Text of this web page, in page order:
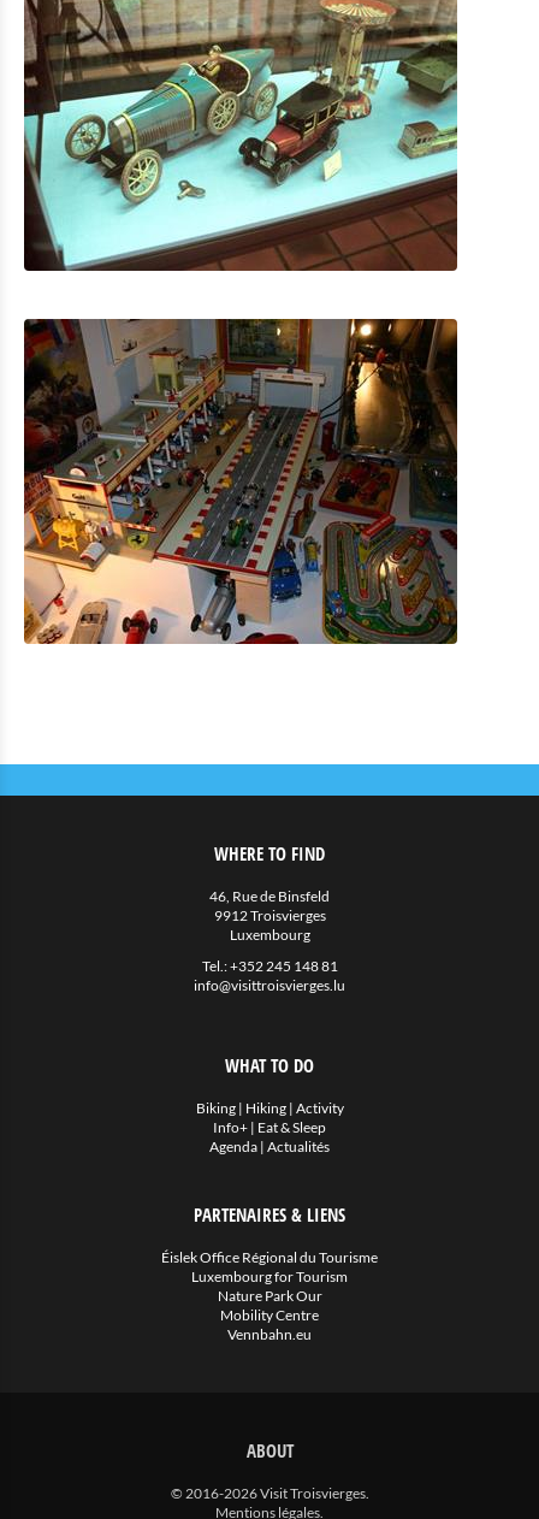
General Patton Memorial Museum Ettelbrück
Musée de la bataille des Ardennes 1944-1945 Wiltz
Musée national avec microbrasserie et tannerie Wiltz
Musée de la littérature de Victor Hugo
Musée d'histoire de la ville Vianden
Musée d'histoire de la brasserie Diekirch
Musée national d'histoire militaire
Musée du moulin à eau
Shopping
Mobilité à Troisvierges
Location de Vélo
Activités intérieures
Eat & Sleep
Agenda
WHERE TO FIND
46, Rue de Binsfeld
9912 Troisvierges
Luxembourg
Tel.:+352 245 148 81
info@visittroisvierges.lu
WHAT TO DO
Biking| Hiking| Activity
Info+ | Eat & Sleep
Agenda | Actualités
PARTENAIRES & LIENS
Éislek Office Régional du Tourisme
Luxembourg for Tourism
Nature Park Our
Mobility Centre
Vennbahn.eu
ABOUT
© 2016-2026 Visit Troisvierges.
Mentions légales.